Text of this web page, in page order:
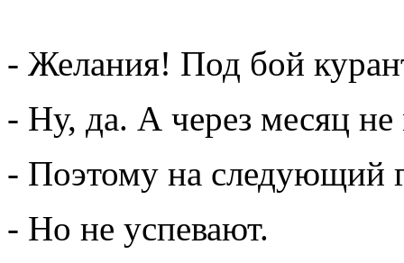
- Желания! Под бой
- Ну, да. А через месяц
- Поэтому на следующий
- Но не успевают.